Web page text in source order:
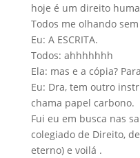
hoje é um direito
Todos me olhando
Eu: A ESCRITA.
Todos: ahhhhhhh
Ela: mas e a cópia?
Eu: Dra, tem outro
chama papel carbono.
Fui eu em busca nas
colegiado de Direito,
eterno) e voilá .